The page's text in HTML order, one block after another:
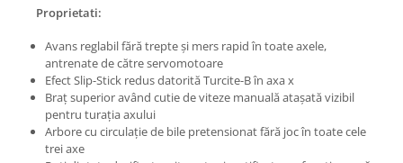
Instalatii de spalare a pieselor
Accesorii prelucrare metal
Universale de strung si accesorii
pentru strunguri
Falci pentru 3 bacuri PS3/ PO3
Falci pentru 4 bacuri PS4/ PO4
Proprietati:
Avans reglabil fără trepte şi mers rapid în toate axele,
antrenate de către servomotoare
Efect Slip-Stick redus datorită Turcite-B în axa x
Braţ superior având cutie de viteze manuală ataşată vizibil
pentru turaţia axului
Arbore cu circulaţie de bile pretensionat fără joc în toate cele
trei axe